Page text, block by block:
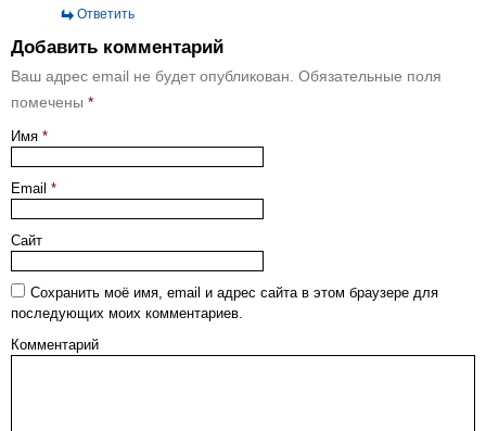
Ответить
Добавить комментарий
Ваш адрес email не будет опубликован. Обязательные поля
помечены *
Имя *
Email *
Сайт
Сохранить моё имя, email и адрес сайта в этом браузере для
последующих моих комментариев.
Комментарий